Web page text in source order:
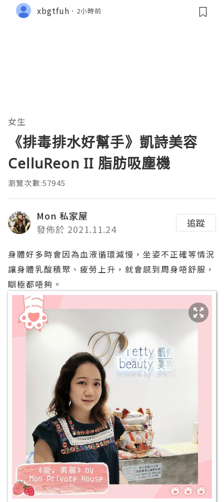
xbgtfuh 2小時前
女生
《排毒排水好幫手》凱詩美容
CelluReon II 脂肪吸塵機
瀏覽次數:57945
Mon 私家屋
發佈於 2021.11.24
追蹤
身體好多時會因為血液循環減慢，坐姿不正確等情況
讓身體乳酸積聚、疲勞上升，就會感到周身唔舒服，
瞓極都唔夠。